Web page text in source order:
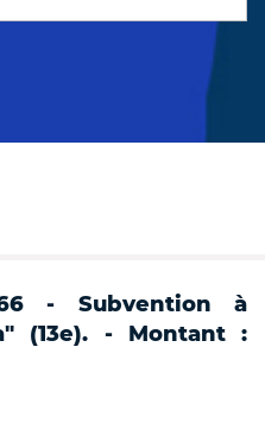
- Subvention à
(13e). - Montant :